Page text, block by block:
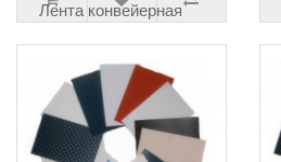
Лента конвейерная
(Турция) с
механическим
соединителем MLT
MR-1 и на..